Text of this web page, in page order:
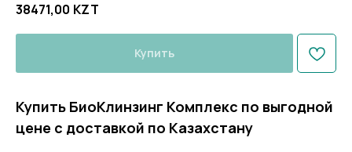
38471,00 KZT
Купить
Купить БиоКлинзинг Комплекс по выгодной
цене с доставкой по Казахстану